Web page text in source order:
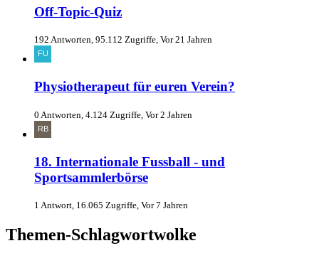
Off-Topic-Quiz
192 Antworten, 95.112 Zugriffe, Vor 21 Jahren
Physiotherapeut für euren Verein?
0 Antworten, 4.124 Zugriffe, Vor 2 Jahren
18. Internationale Fussball - und
Sportsammlerbörse
1 Antwort, 16.065 Zugriffe, Vor 7 Jahren
Themen-Schlagwortwolke